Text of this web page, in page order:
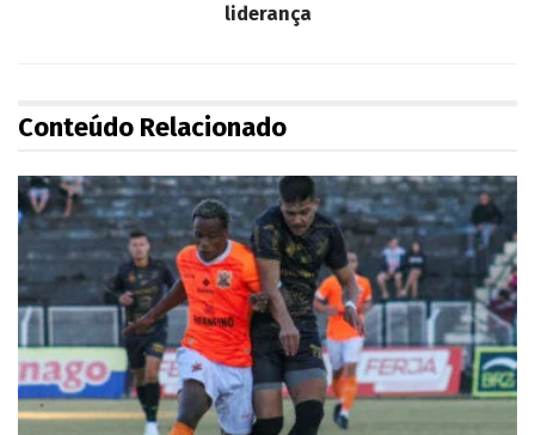
liderança
Conteúdo Relacionado